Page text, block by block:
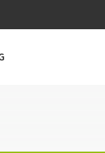
y
for Empresas